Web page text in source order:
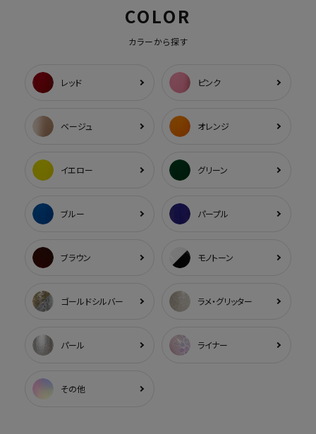
COLOR
カラーから探す
レッド ピンク
ベージュ オレンジ
イエロー グリーン
ブルー パープル
ブラウン モノトーン
ゴールドシルバー ラメ・グリッター
パール ライナー
その他